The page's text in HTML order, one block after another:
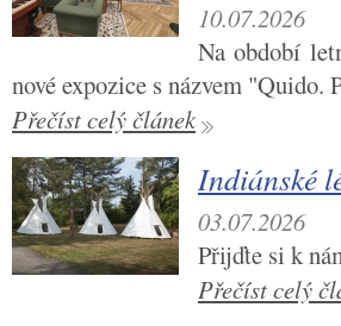
10.07.2026
Na období
nové expozice s názvem
Přečíst celý článek
Indiánské
03.07.2026
Přijďte si k
Přečíst celý